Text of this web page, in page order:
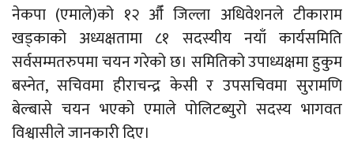
नेकपा (एमाले)को १२ औँ जिल्ला अधिवेशनले टीकाराम
खड्काको अध्यक्षतामा ८१ सदस्यीय नयाँ कार्यसमिति
सर्वसम्मतरुपमा चयन गरेको छ। समितिको उपाध्यक्षमा हुकुम
बस्नेत, सचिवमा हीराचन्द्र केसी र उपसचिवमा सुरामणि
बेल्बासे चयन भएको एमाले पोलिटब्युरो सदस्य भागवत
विश्वासीले जानकारी दिए।